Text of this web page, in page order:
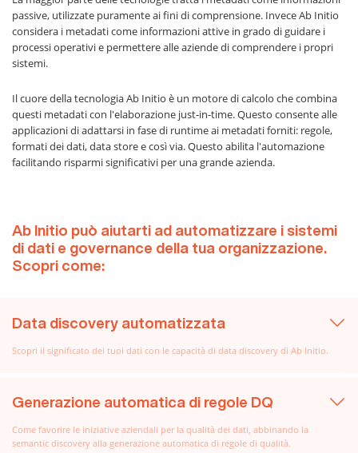
passive, utilizzate puramente ai fini di comprensione. Invece Ab Initio
considera i metadati come informazioni attive in grado di guidare i
processi operativi e permettere alle aziende di comprendere i propri
sistemi.
Il cuore della tecnologia Ab Initio è un motore di calcolo che combina
questi metadati con l'elaborazione just-in-time. Questo consente alle
applicazioni di adattarsi in fase di runtime ai metadati forniti: regole,
formati dei dati, data store e così via. Questo abilita l'automazione
facilitando risparmi significativi per una grande azienda.
Ab Initio può aiutarti ad automatizzare i sistemi
di dati e governance della tua organizzazione.
Scopri come:
Data discovery automatizzata
Scopri il significato dei tuoi dati con le capacità di data discovery di Ab Initio.
Generazione automatica di regole DQ
Come favorire le iniziative aziendali per la qualità dei dati, abbinando la
semantic discovery alla generazione automatica di regole di qualità.